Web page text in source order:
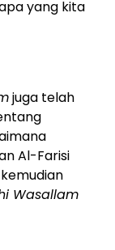
yang kita
juga telah
Al-Farisi
Wasallam